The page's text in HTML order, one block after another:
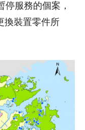
停服務的個案，
換裝置零件所